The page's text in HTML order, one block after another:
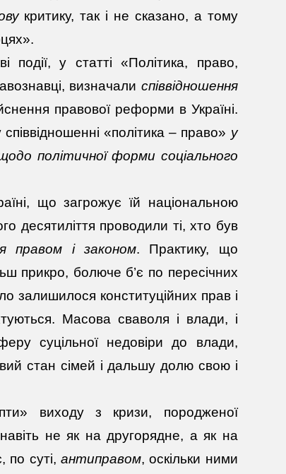
критику, так і не сказано, а тому
у статті «Політика, право,
визначали співвідношення
правової реформи в Україні.
«політика – право» у
політичної форми соціального
що загрожує їй національною
десятиліття проводили ті, хто був
правом і законом. Практику, що
прикро, болюче б’є по пересічних
залишилося конституційних прав і
Масова сваволя і влади, і
суцільної недовіри до влади,
стан сімей і дальшу долю свою і
виходу з кризи, породженої
не як на другорядне, а як на
по суті, антиправом, оскільки ними